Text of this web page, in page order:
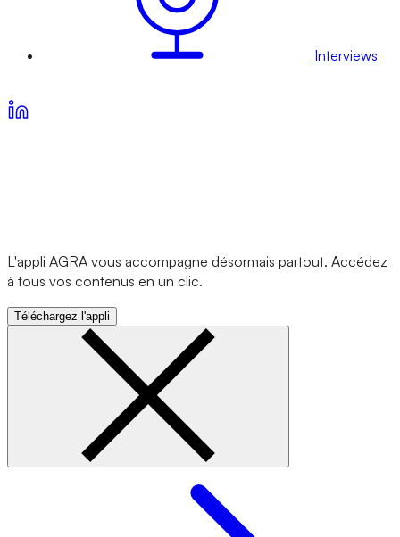
Interviews
L'appli AGRA vous accompagne désormais partout. Accédez
à tous vos contenus en un clic.
Téléchargez l'appli